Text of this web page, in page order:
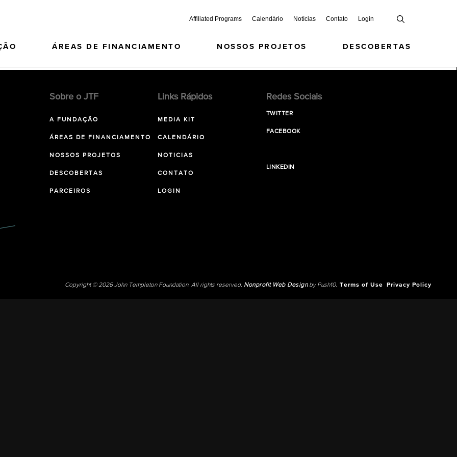
Affiliated Programs Calendário Notícias Contato Login
ÁREAS DE FINANCIAMENTO NOSSOS PROJETOS DESCOBERTAS
Sobre o JTF
A FUNDAÇÃO
ÁREAS DE FINANCIAMENTO
NOSSOS PROJETOS
DESCOBERTAS
PARCEIROS
Links Rápidos
MEDIA KIT
CALENDÁRIO
NOTICIAS
CONTATO
LOGIN
Redes Sociais
TWITTER
FACEBOOK
LINKEDIN
Copyright © 2026 John Templeton Foundation. All rights reserved. Nonprofit Web Designby Push10. Terms of Use Privacy Policy